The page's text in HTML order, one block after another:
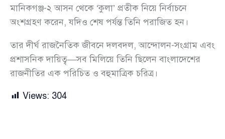
মানিকগঞ্জ-২ আসন থেকে ‘কুলা’ প্রতীক নিয়ে নির্বাচনে
অংশগ্রহণ করেন, যদিও শেষ পর্যন্ত তিনি পরাজিত হন।
তার দীর্ঘ রাজনৈতিক জীবনে দলবদল, আন্দোলন-সংগ্রাম এবং
প্রশাসনিক দায়িত্ব—সব মিলিয়ে তিনি ছিলেন বাংলাদেশের
রাজনীতির এক পরিচিত ও বহুমাত্রিক চরিত্র।
Views: 304